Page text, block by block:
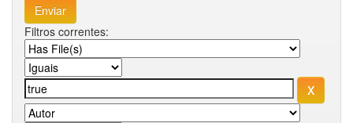
Filtros correntes: